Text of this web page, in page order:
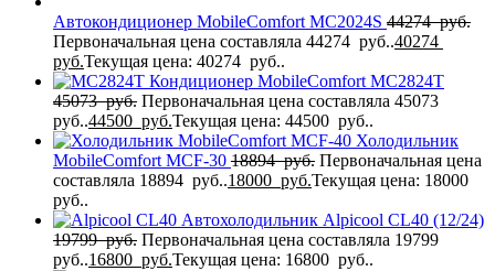
Автокондиционер MobileComfort MC2024S 44274руб.
Первоначальная цена составляла 44274 руб..40274
руб.Текущая цена: 40274 руб..
Кондиционер MobileComfort MC2824T
45073руб. Первоначальная цена составляла 45073
руб..44500 руб.Текущая цена: 44500 руб..
Холодильник
MobileComfort MCF-30 18894руб. Первоначальная цена
составляла 18894 руб..18000 руб.Текущая цена: 18000
руб..
Автохолодильник Alpicool CL40 (12/24)
19799руб. Первоначальная цена составляла 19799
руб..16800 руб.Текущая цена: 16800 руб..